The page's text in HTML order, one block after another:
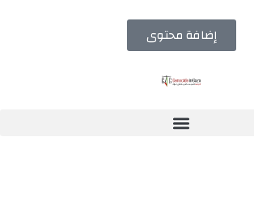
إضافة محتوى